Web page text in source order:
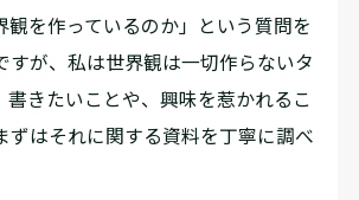
観を作っているのか」という質問を
すが、私は世界観は一切作らないタ
書きたいことや、興味を惹かれるこ
ずはそれに関する資料を丁寧に調べ